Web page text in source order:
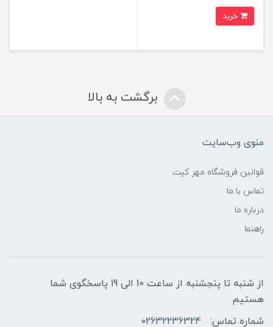
برگشت به بالا
منوی وب‌سایت
قوانین فروشگاه مهر کیت
تماس با ما
درباره ما
راهنما
از شنبه تا پنجشنبه از ساعت 10 الی 19 پاسخگوی شما
هستیم
شماره تماس:
02632236324